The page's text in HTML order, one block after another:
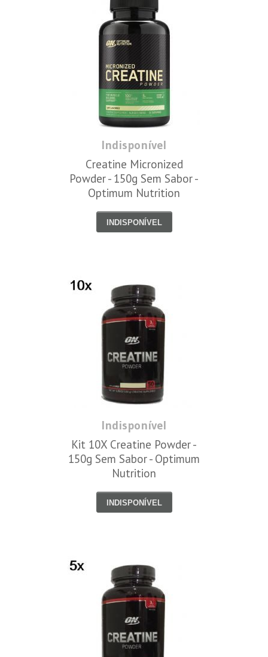
Indisponível
Creatine Micronized
Powder - 150g Sem Sabor -
Optimum Nutrition
INDISPONÍVEL
Indisponível
Kit 10X Creatine Powder -
150g Sem Sabor - Optimum
Nutrition
INDISPONÍVEL